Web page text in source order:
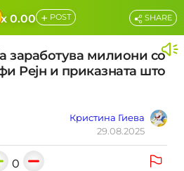
x 0.00 + POST
заработува милиони со
Рејн и приказната што
Кристина Гиева
29.08.2025
SHARE
0